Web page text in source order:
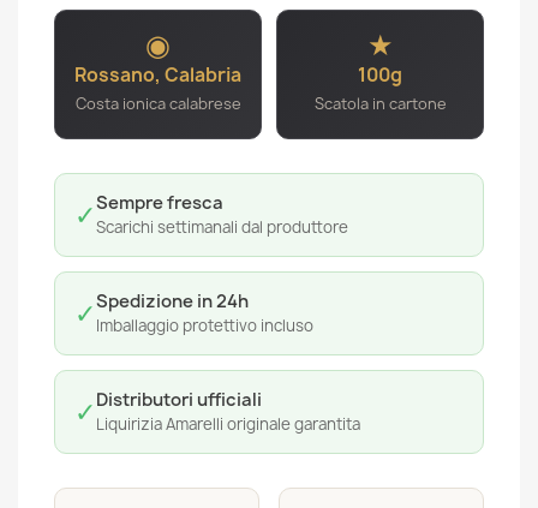
◉
Rossano, Calabria
Costa ionica calabrese
★
100g
Scatola in cartone
✓Sempre fresca
Scarichi settimanali dal produttore
✓Spedizione in 24h
Imballaggio protettivo incluso
✓ Distributori ufficiali
Liquirizia Amarelli originale garantita